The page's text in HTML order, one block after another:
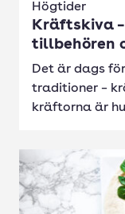
Högtider
Kräftskiva
tillbehören
Det är dags
traditioner –
kräftorna är